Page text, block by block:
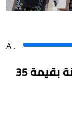
A .
البنك المركزى يطرح سندات خزانة بقيمة 35